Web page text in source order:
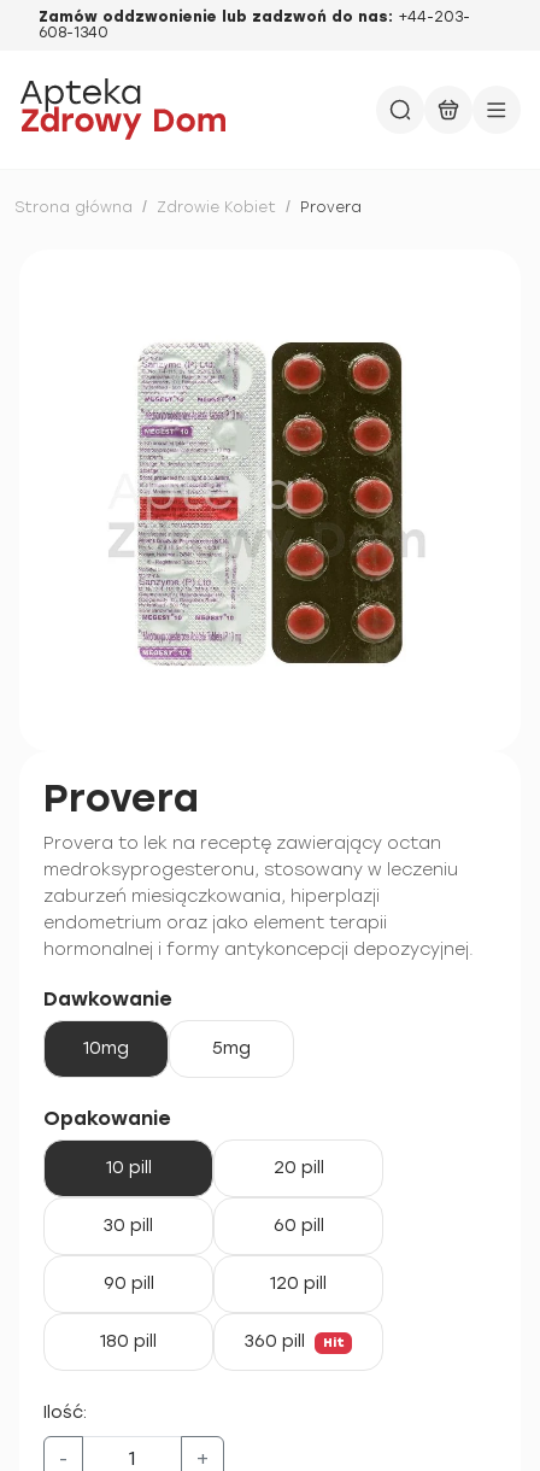
Zamów oddzwonienie lub zadzwoń do nas: +44-203-
608-1340
Strona główna / Zdrowie Kobiet / Provera
Provera
Provera to lek na receptę zawierający octan
medroksyprogesteronu, stosowany w leczeniu
zaburzeń miesiączkowania, hiperplazji
endometrium oraz jako element terapii
hormonalnej i formy antykoncepcji depozycyjnej.
Dawkowanie
10mg 5mg
Opakowanie
10 pill 20 pill
30 pill 60 pill
90 pill 120 pill
180 pill 360 pill Hit
Ilość:
- +